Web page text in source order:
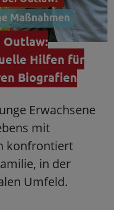
Outlaw:
Hilfen für
Biografien
Erwachsene
mit
konfrontiert
in der
Umfeld.